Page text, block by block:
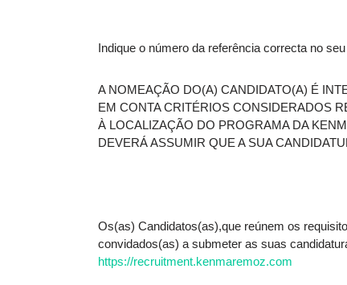
Indique o número da referência correcta no seu
A NOMEAÇÃO DO(A) CANDIDATO(A) É
EM CONTA CRITÉRIOS CONSIDERADOS
À LOCALIZAÇÃO DO PROGRAMA DA
DEVERÁ ASSUMIR QUE A SUA
Os(as) Candidatos(as),que reúnem os
convidados(as) a submeter as suas
https://recruitment.kenmaremoz.com